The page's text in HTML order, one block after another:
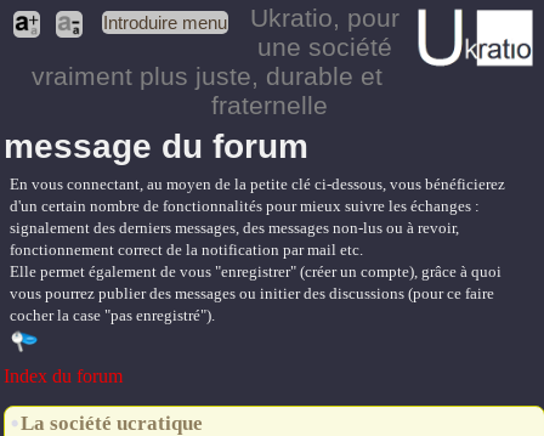
Introduire menu Ukratio, pour
une société
vraiment plus juste, durable et
fraternelle
message du forum
En vous connectant, au moyen de la petite clé ci-dessous, vous bénéficierez
d'un certain nombre de fonctionnalités pour mieux suivre les échanges :
signalement des derniers messages, des messages non-lus ou à revoir,
fonctionnement correct de la notification par mail etc.
Elle permet également de vous "enregistrer" (créer un compte), grâce à quoi
vous pourrez publier des messages ou initier des discussions (pour ce faire
cocher la case "pas enregistré").
Index du forum
La société ucratique